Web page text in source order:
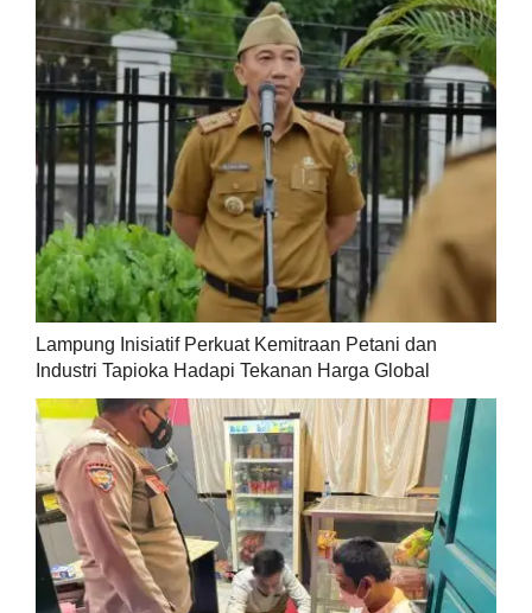
Lampung Inisiatif Perkuat Kemitraan Petani dan
Industri Tapioka Hadapi Tekanan Harga Global